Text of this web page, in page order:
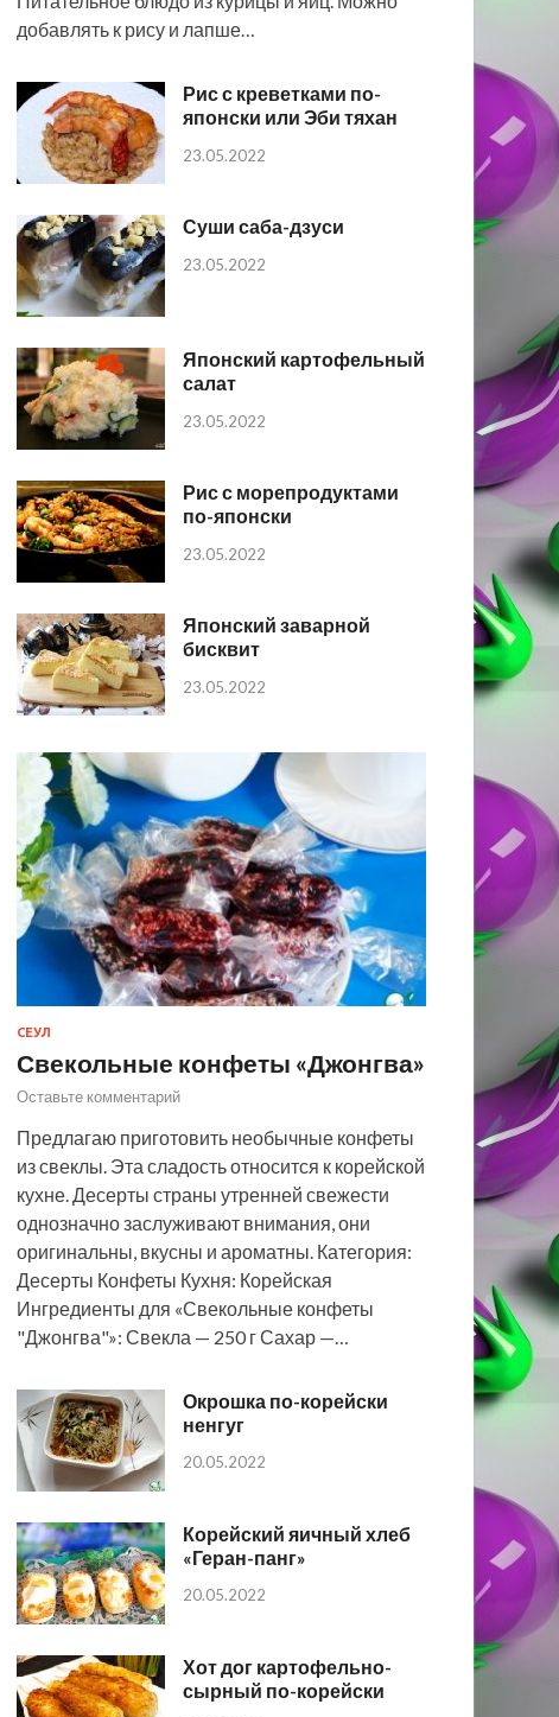
добавлять к рису и лапше…
Рис с креветками по-
японски или Эби тяхан
23.05.2022
Суши саба-дзуси
23.05.2022
Японский картофельный
салат
23.05.2022
Рис с морепродуктами
по-японски
23.05.2022
Японский заварной
бисквит
23.05.2022
СЕУЛ
Свекольные конфеты «Джонгва»
Оставьте комментарий
Предлагаю приготовить необычные конфеты
из свеклы. Эта сладость относится к корейской
кухне. Десерты страны утренней свежести
однозначно заслуживают внимания, они
оригинальны, вкусны и ароматны. Категория:
Десерты Конфеты Кухня: Корейская
Ингредиенты для «Свекольные конфеты
"Джонгва"»: Свекла — 250 г Сахар —…
Окрошка по-корейски
ненгуг
20.05.2022
Корейский яичный хлеб
«Геран-панг»
20.05.2022
Хот дог картофельно-
сырный по-корейски